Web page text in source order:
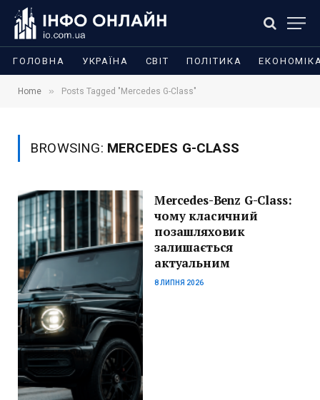
ГОЛОВНА УКРАЇНА СВІТ ПОЛІТИКА
Home » Posts Tagged "Mercedes G-Class"
BROWSING: MERCEDES G-CLASS
Mercedes-Benz G-Class:
чому класичний
позашляховик
залишається
актуальним
8 ЛИПНЯ 2026